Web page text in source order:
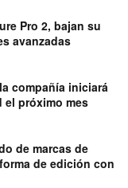
Pro 2, bajan su
avanzadas
compañía iniciará
próximo mes
de marcas de
de edición con